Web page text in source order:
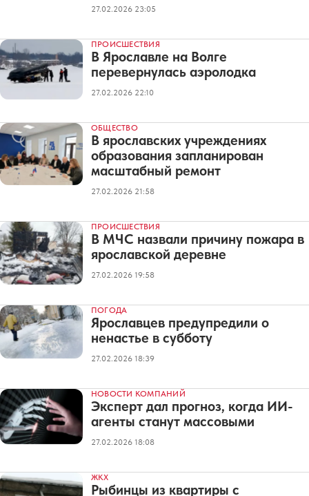
27.02.2026 23:05
ПРОИСШЕСТВИЯ
В Ярославле на Волге
перевернулась аэролодка
27.02.2026 22:10
ОБЩЕСТВО
В ярославских учреждениях
образования запланирован
масштабный ремонт
27.02.2026 21:58
ПРОИСШЕСТВИЯ
В МЧС назвали причину пожара в
ярославской деревне
27.02.2026 19:58
ПОГОДА
Ярославцев предупредили о
ненастье в субботу
27.02.2026 18:39
НОВОСТИ КОМПАНИЙ
Эксперт дал прогноз, когда ИИ-
агенты станут массовыми
27.02.2026 18:08
ЖКХ
Рыбинцы из квартиры с